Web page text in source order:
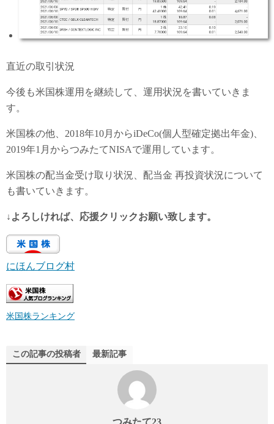
直近の取引状況
今後も米国株運用を継続して、運用状況を書いていきま
す。
米国株の他、2018年10月からiDeCo(個人型確定拠出年金)、
2019年1月からつみたてNISAで運用しています。
米国株の配当金受け取り状況、配当金 再投資状況について
も書いていきます。
↓よろしければ、応援クリックお願い致します。
にほんブログ村
米国株ランキング
この記事の投稿者 最新記事